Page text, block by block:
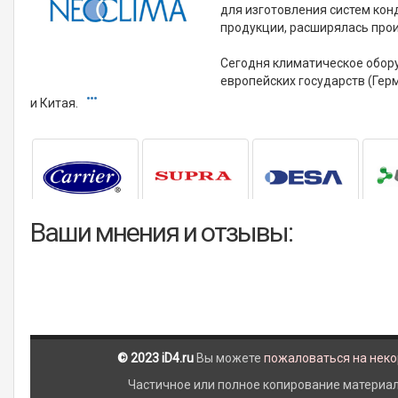
для изготовления систем
продукции, расширялась
Сегодня климатическое
европейских государств
и Китая.
Ваши мнения и отзывы:
© 2023 iD4.ru Вы можете пожаловаться на
Частичное или полное копирование